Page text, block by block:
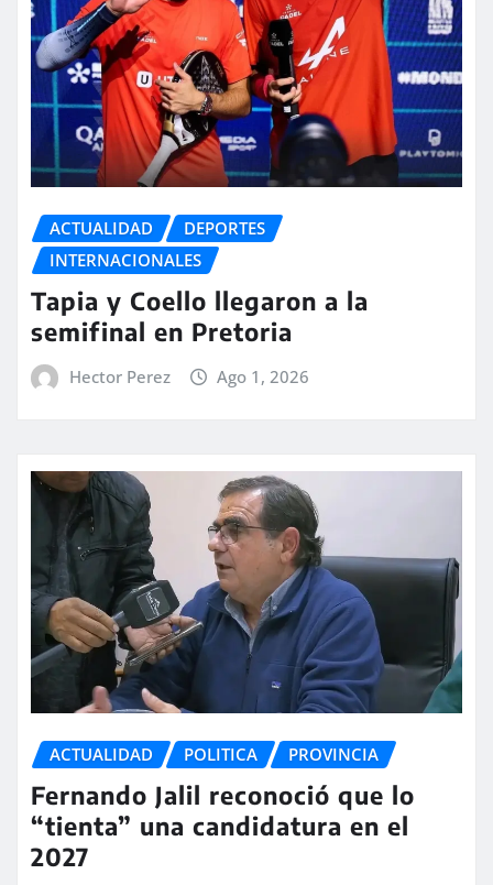
ACTUALIDAD
DEPORTES
INTERNACIONALES
Tapia y Coello llegaron a la
semifinal en Pretoria
Hector Perez Ago 1, 2026
ACTUALIDAD POLITICA PROVINCIA
Fernando Jalil reconoció que lo
“tienta” una candidatura en el
2027